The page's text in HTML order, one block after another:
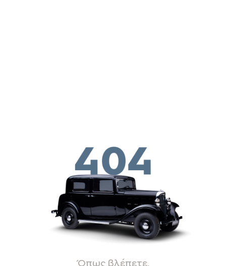
Όπως βλέπετε,